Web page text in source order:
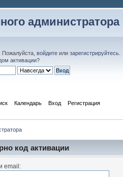
администратора
. Пожалуйста, войдите или зарегистрируйтесь
активации?
Календарь Вход Регистрация
код активации
email: